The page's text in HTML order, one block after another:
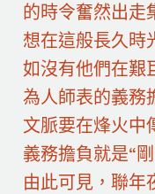
的時令奮然出走
想在這般長久時
如沒有他們在艱
為人師表的義務
文脈要在烽火中
義務擔負就是“
由此可見，聯年